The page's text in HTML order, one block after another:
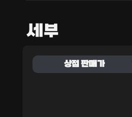
세부
상점 판매가